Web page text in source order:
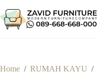
to
content
Home / RUMAH KAYU /